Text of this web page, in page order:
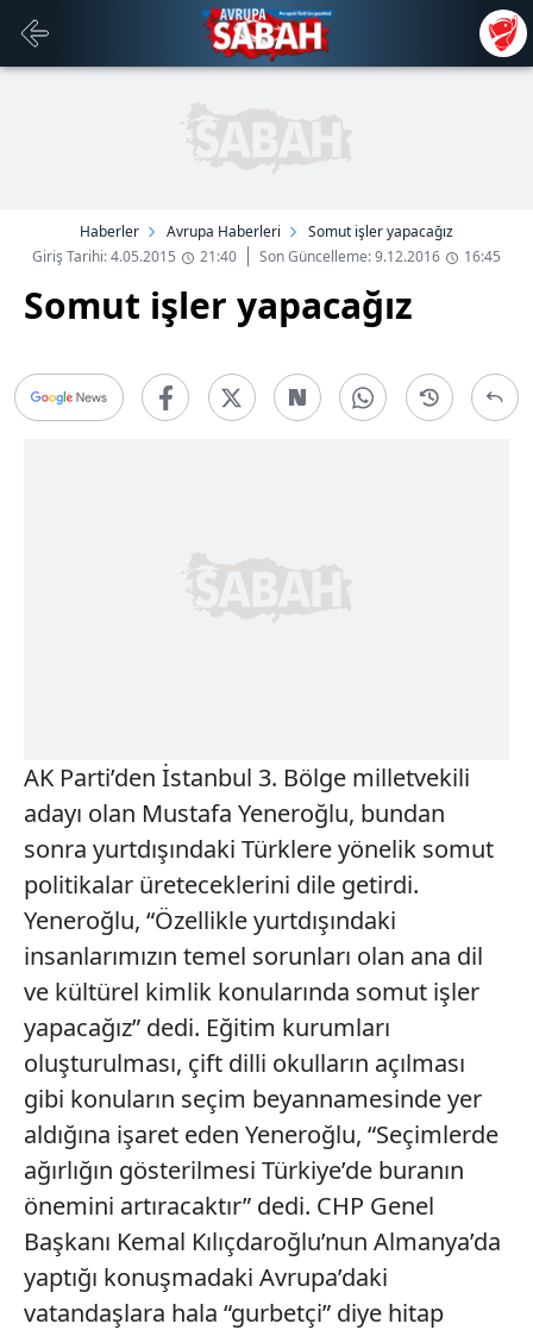
Haberler Avrupa Haberleri
Somut işler yapacağız
Giriş Tarihi: 4.05.2015
21:40 Son Güncelleme: 9.12.2016 16:45
Somut işler yapacağız
AK Parti’den İstanbul 3. Bölge milletvekili
adayı olan Mustafa Yeneroğlu, bundan
sonra yurtdışındaki Türklere yönelik somut
politikalar üreteceklerini dile getirdi.
Yeneroğlu, “Özellikle yurtdışındaki
insanlarımızın temel sorunları olan ana dil
ve kültürel kimlik konularında somut işler
yapacağız” dedi. Eğitim kurumları
oluşturulması, çift dilli okulların açılması
gibi konuların seçim beyannamesinde yer
aldığına işaret eden Yeneroğlu, “Seçimlerde
ağırlığın gösterilmesi Türkiye’de buranın
önemini artıracaktır” dedi. CHP Genel
Başkanı Kemal Kılıçdaroğlu’nun Almanya’da
yaptığı konuşmadaki Avrupa’daki
vatandaşlara hala “gurbetçi” diye hitap